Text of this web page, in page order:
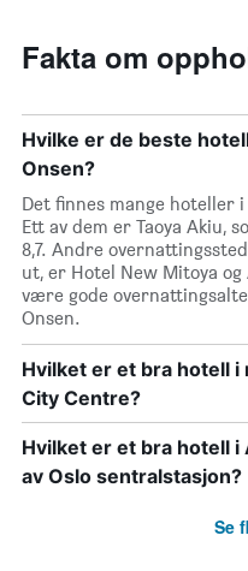
Fakta om
Hvilke er de beste
Onsen?
Det finnes mange hoteller
Ett av dem er Taoya Akiu,
8,7. Andre
ut, er Hotel New Mitoya og
være gode
Onsen.
Hvilket er et bra hotell
City Centre?
Hvilket er et bra hotell
av Oslo sentralstasjon?
Se